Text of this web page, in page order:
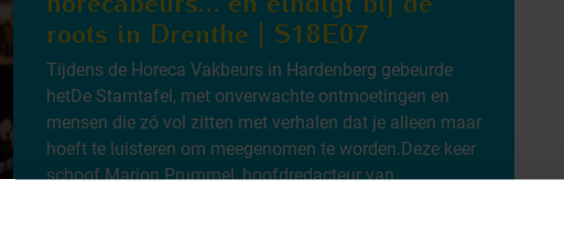
roots in Drenthe | S18E07
Tijdens de Horeca Vakbeurs in Hardenberg gebeurde
hetDe Stamtafel, met onverwachte ontmoetingen en
mensen die zó vol zitten met verhalen dat je alleen maar
hoeft te luisteren om meegenomen te worden.Deze keer
schoof Marjon Prummel, hoofdredacteur van...